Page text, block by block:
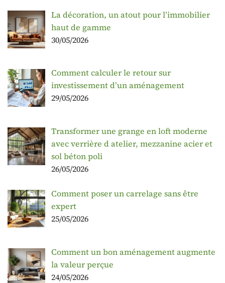
La décoration, un atout pour l’immobilier
haut de gamme
30/05/2026
Comment calculer le retour sur
investissement d’un aménagement
29/05/2026
Transformer une grange en loft moderne
avec verrière d atelier, mezzanine acier et
sol béton poli
26/05/2026
Comment poser un carrelage sans être
expert
25/05/2026
Comment un bon aménagement augmente
la valeur perçue
24/05/2026